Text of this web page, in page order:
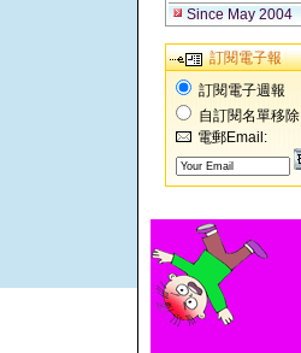
Since May 2004
訂閱電子報
訂閱電子週報
自訂閱名單移除
電郵Email: